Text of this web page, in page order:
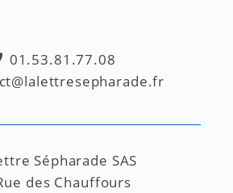
01.53.81.77.08
Sépharade SAS
des Chauffours